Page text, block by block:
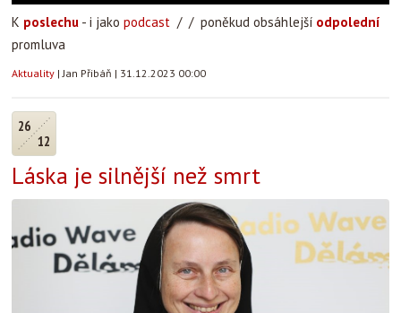
K poslechu - i jako podcast / / poněkud obsáhlejší odpolední
promluva
Aktuality |Jan Přibáň | 31.12.2023 00:00
26
12
Láska je silnější než smrt